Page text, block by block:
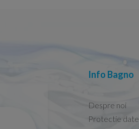
Info Bagno
Despre noi
Protectie date